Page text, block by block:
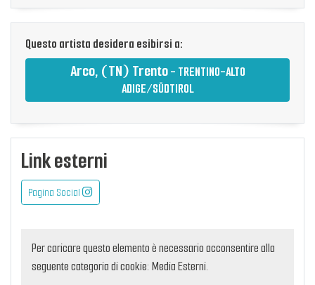
Questo artista desidera esibirsi a:
Arco, (TN) Trento- TRENTINO-ALTO
ADIGE/SÜDTIROL
Link esterni
Pagina Social
Per caricare questo elemento è necessario acconsentire alla
seguente categoria di cookie: Media Esterni.